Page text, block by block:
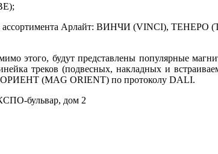
ассортимента Арлайт: ВИНЧИ (VINCI),
этого, будут представлены популярные
треков (подвесных, накладных и
ОРИЕНТ (MAG ORIENT) по протоколу DALI.
бульвар, дом 2